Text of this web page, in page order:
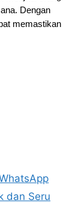
Dengan
memastikan
dan Seru